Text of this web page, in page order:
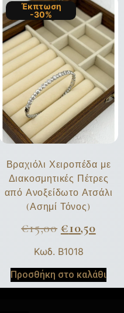
Έκπτωση
-30%
Βραχιόλι Χειροπέδα με
Διακοσμητικές Πέτρες
από Ανοξείδωτο Ατσάλι
(Ασημί Τόνος)
€15,00 €10,50
Κωδ. B1018
Προσθήκη στο καλάθι